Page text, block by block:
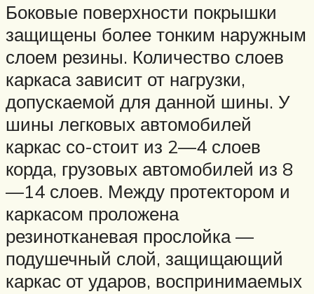
Боковые поверхности покрышки
защищены более тонким наружным
слоем резины. Количество слоев
каркаса зависит от нагрузки,
допускаемой для данной шины. У
шины легковых автомобилей
каркас со-стоит из 2—4 слоев
корда, грузовых автомобилей из 8
—14 слоев. Между протектором и
каркасом проложена
резинотканевая прослойка —
подушечный слой, защищающий
каркас от ударов, воспринимаемых